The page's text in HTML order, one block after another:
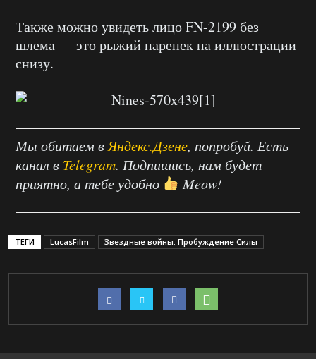
Также можно увидеть лицо FN-2199 без
шлема — это рыжий паренек на иллюстрации
снизу.
Мы обитаем в Яндекс.Дзене, попробуй. Есть
канал в Telegram. Подпишись, нам будет
приятно, а тебе удобно
Meow!
ТЕГИ LucasFilm Звездные войны: Пробуждение Силы